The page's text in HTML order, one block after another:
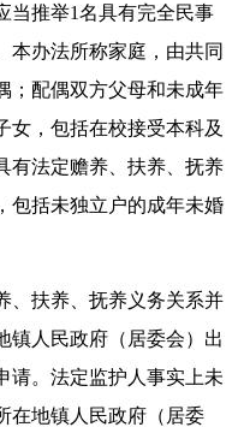
当推举1名具有完全民事
本办法所称家庭，由共同
；配偶双方父母和未成年
女，包括在校接受本科及
有法定赡养、扶养、抚养
包括未独立户的成年未婚
扶养、抚养义务关系并
镇人民政府（居委会）出
请。法定监护人事实上未
在地镇人民政府（居委